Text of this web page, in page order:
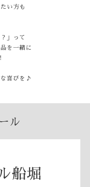
い方も
」って
を一緒に
な喜びを♪
ル
船堀